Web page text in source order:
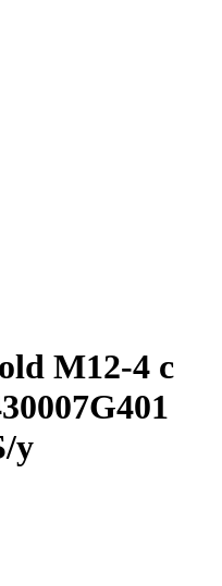
M12-4 c
у